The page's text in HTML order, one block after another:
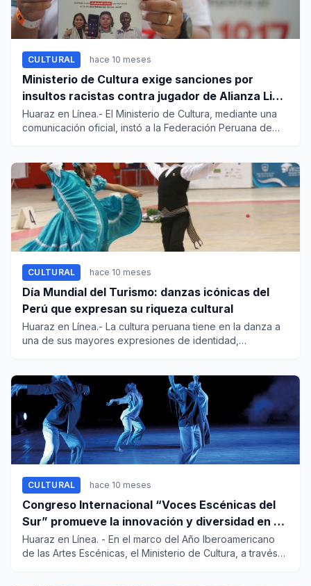
CULTURAL hace 10 meses
Ministerio de Cultura exige sanciones por
insultos racistas contra jugador de Alianza Lima
en Cusco
Huaraz en Línea.- El Ministerio de Cultura, mediante una
comunicación oficial, instó a la Federación Peruana de
CULTURAL hace 10 meses
Día Mundial del Turismo: danzas icónicas del
Perú que expresan su riqueza cultural
Huaraz en Línea.- La cultura peruana tiene en la danza a
una de sus mayores expresiones de identidad,
CULTURAL hace 10 meses
Congreso Internacional “Voces Escénicas del
Sur” promueve la innovación y diversidad en el
teatro iberoamericano
Huaraz en Línea. - En el marco del Año Iberoamericano
de las Artes Escénicas, el Ministerio de Cultura, a través